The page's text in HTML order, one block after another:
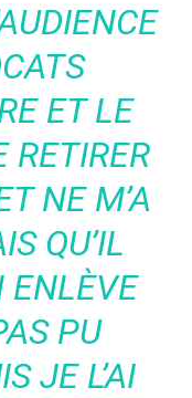
ET LE
RETIRER
NE M’A
QU’IL
ENLÈVE
PU
JE L’AI